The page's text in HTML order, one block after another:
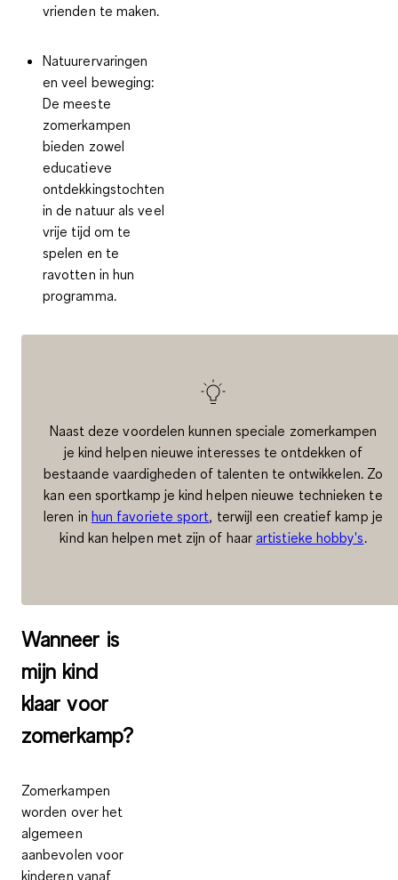
vrienden te maken.
Natuurervaringen
en veel beweging:
De meeste
zomerkampen
bieden zowel
educatieve
ontdekkingstochten
in de natuur als veel
vrije tijd om te
spelen en te
ravotten in hun
programma.
Naast deze voordelen kunnen speciale zomerkampen
je kind helpen nieuwe interesses te ontdekken of
bestaande vaardigheden of talenten te ontwikkelen. Zo
kan een sportkamp je kind helpen nieuwe technieken te
leren in hun favoriete sport, terwijl een creatief kamp je
kind kan helpen met zijn of haar artistieke hobby's.
Wanneer is
mijn kind
klaar voor
zomerkamp?
Zomerkampen
worden over het
algemeen
aanbevolen voor
kinderen vanaf